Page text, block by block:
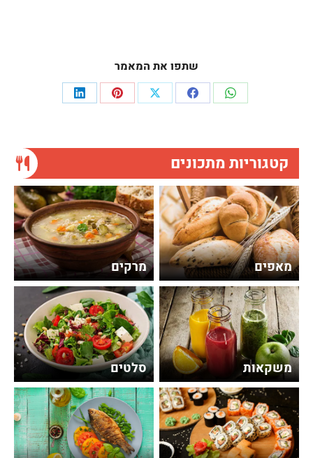
שתפו את המאמר
Share
WhatsApp
Share
Facebook
Share
X
Share
Pinterest
Share
LinkedIn
קטגוריות מתכונים
מאפים מרקים
משקאות סלטים